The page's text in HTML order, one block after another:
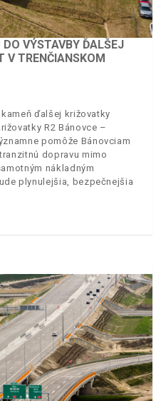
VÝSTAVBY ĎALŠEJ
V TRENČIANSKOM
ďalšej križovatky
R2 Bánovce –
pomôže Bánovciam
dopravu mimo
nákladným
plynulejšia, bezpečnejšia